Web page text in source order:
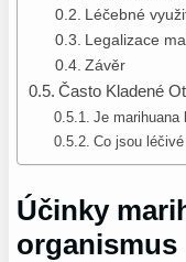
Léčebné
Legalizace
Závěr
Často Kladené
Je marihuana
Co jsou
Účinky
organismus